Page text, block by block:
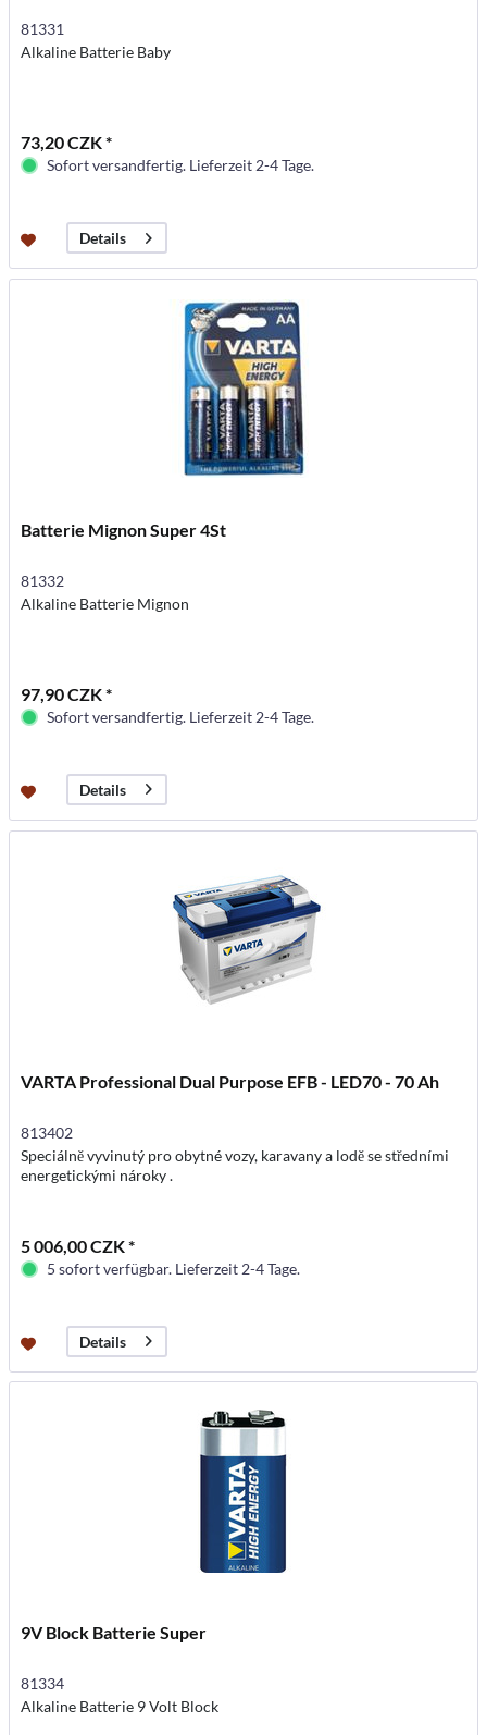
81331
Alkaline Batterie Baby
73,20 CZK *
Sofort versandfertig. Lieferzeit 2-4 Tage.
Details
Batterie Mignon Super 4St
81332
Alkaline Batterie Mignon
97,90 CZK *
Sofort versandfertig. Lieferzeit 2-4 Tage.
Details
VARTA Professional Dual Purpose EFB - LED70 - 70 Ah
813402
Speciálně vyvinutý pro obytné vozy, karavany a lodě se středními
energetickými nároky .
5 006,00 CZK *
5 sofort verfügbar. Lieferzeit 2-4 Tage.
Details
9V Block Batterie Super
81334
Alkaline Batterie 9 Volt Block